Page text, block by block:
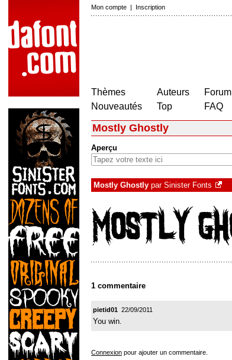
Mon compte | Inscription
Thèmes
Nouveautés
Auteurs
Top
Forum
FAQ
Mostly Ghostly
Aperçu
Mostly Ghostly par Sinister Fonts
1 commentaire
pietid01 22/09/2011
You win.
Connexion pour ajouter un commentaire.